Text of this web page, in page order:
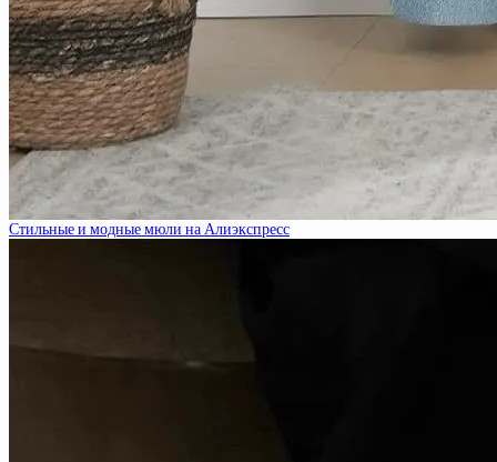
Стильные и модные мюли на Алиэкспресс